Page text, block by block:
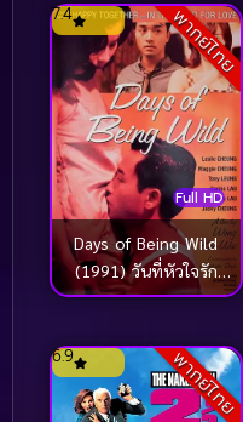
พากย์ไทย
Full HD
7.4
Days of Being Wild
(1991) วันที่หัวใจรัก
กล้าตัดขอบฟ้า
พากย์ไทย
6.9